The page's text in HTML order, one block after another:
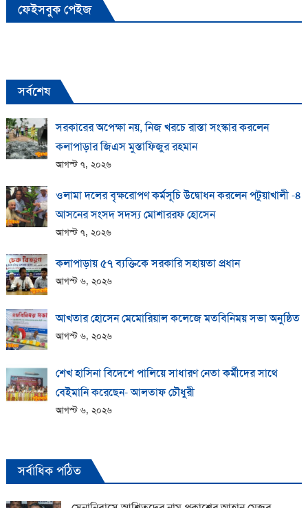
ফেইসবুক পেইজ
সর্বশেষ
সরকারের অপেক্ষা নয়, নিজ খরচে রাস্তা সংস্কার করলেন
কলাপাড়ার জিএস মুস্তাফিজুর রহমান
আগস্ট ৭, ২০২৬
ওলামা দলের বৃক্ষরোপণ কর্মসূচি উদ্বোধন করলেন পটুয়াখালী -৪
আসনের সংসদ সদস্য মোশাররফ হোসেন
আগস্ট ৭, ২০২৬
কলাপাড়ায় ​৫৭ ব্যক্তিকে সরকারি সহায়তা প্রধান
আগস্ট ৬, ২০২৬
আখতার হোসেন মেমোরিয়াল কলেজে মতবিনিময় সভা অনুষ্ঠিত
আগস্ট ৬, ২০২৬
শেখ হাসিনা বিদেশে পালিয়ে সাধারণ নেতা কর্মীদের সাথে
বেইমানি করেছেন- আলতাফ চৌধুরী
আগস্ট ৬, ২০২৬
সর্বাধিক পঠিত